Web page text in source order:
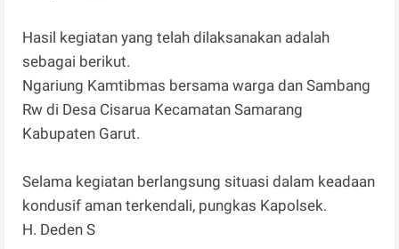
Hasil kegiatan yang telah dilaksanakan adalah
sebagai berikut.
Ngariung Kamtibmas bersama warga dan Sambang
Rw di Desa Cisarua Kecamatan Samarang
Kabupaten Garut.
Selama kegiatan berlangsung situasi dalam keadaan
kondusif aman terkendali, pungkas Kapolsek.
H. Deden S